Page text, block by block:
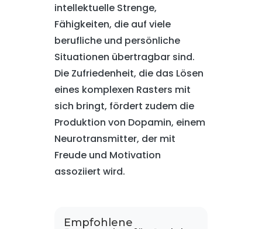
intellektuelle Strenge,
Fähigkeiten, die auf viele
berufliche und persönliche
Situationen übertragbar sind.
Die Zufriedenheit, die das Lösen
eines komplexen Rasters mit
sich bringt, fördert zudem die
Produktion von Dopamin, einem
Neurotransmitter, der mit
Freude und Motivation
assoziiert wird.
Empfohlene